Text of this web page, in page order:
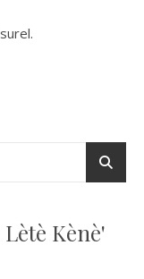
Kènè'